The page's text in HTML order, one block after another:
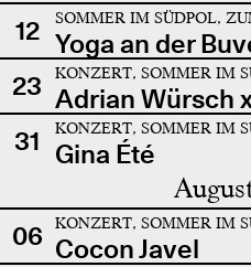
12 SOMMER IM SÜDPOL,
Yoga an der
23
KONZERT, SOMMER IM
Adrian Würsch
31
KONZERT, SOMMER IM
Gina Été
06 KONZERT, SOMMER IM
Cocon Javel